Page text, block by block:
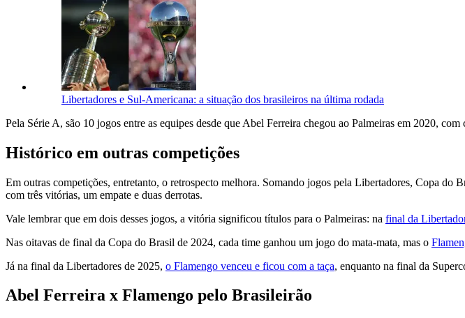
Libertadores e Sul-Americana: a situação dos brasileiros na última rodada
Pela Série A, são 10 jogos entre as equipes desde que Abel Ferreira chegou ao Palmeiras em 2020,
Histórico em outras competições
Em outras competições, entretanto, o retrospecto melhora. Somando jogos pela Libertadores, Copa
com três vitórias, um empate e duas derrotas.
Vale lembrar que em dois desses jogos, a vitória significou títulos para o Palmeiras: na final da
Nas oitavas de final da Copa do Brasil de 2024, cada time ganhou um jogo do mata-mata, mas o
Já na final da Libertadores de 2025, o Flamengo venceu e ficou com a taça, enquanto na final da
Abel Ferreira x Flamengo pelo Brasileirão